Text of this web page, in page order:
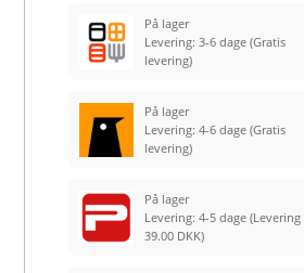
På lager
Levering: 3-6 dage(Gratis
levering)
På lager
Levering: 4-6 dage(Gratis
levering)
På lager
Levering: 4-5 dage(Levering
39.00 DKK)